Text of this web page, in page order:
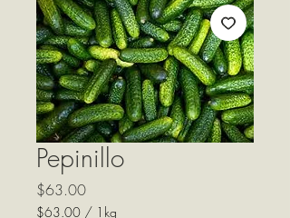
Pepinillo
$63.00Precio
$63.00 / 1kg